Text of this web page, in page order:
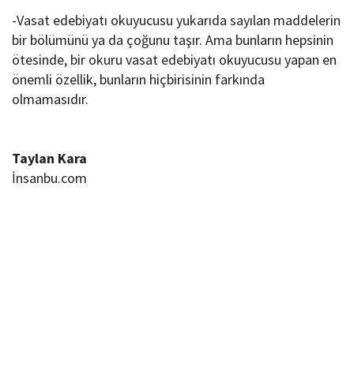
-Vasat edebiyatı okuyucusu yukarıda sayılan maddelerin
bir bölümünü ya da çoğunu taşır. Ama bunların hepsinin
ötesinde, bir okuru vasat edebiyatı okuyucusu yapan en
önemli özellik, bunların hiçbirisinin farkında
olmamasıdır.
Taylan Kara
İnsanbu.com